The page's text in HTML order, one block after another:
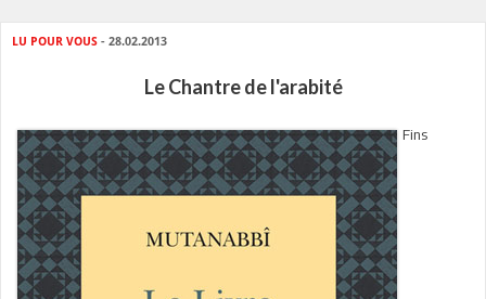
LU POUR VOUS - 28.02.2013
Le Chantre de l'arabité
Fins